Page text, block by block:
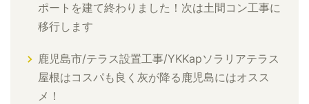
ポートを建て終わりました！次は土間コン工事に
移行します
鹿児島市/テラス設置工事/YKKapソラリアテラス
屋根はコスパも良く灰が降る鹿児島にはオスス
メ！